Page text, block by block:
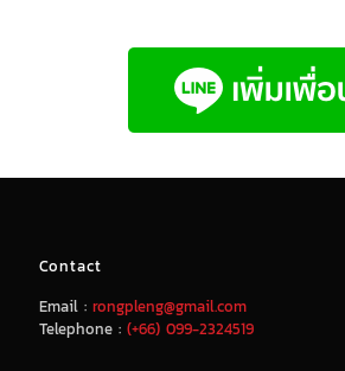
Contact
Email : rongpleng@gmail.com
Telephone : (+66) 099-2324519